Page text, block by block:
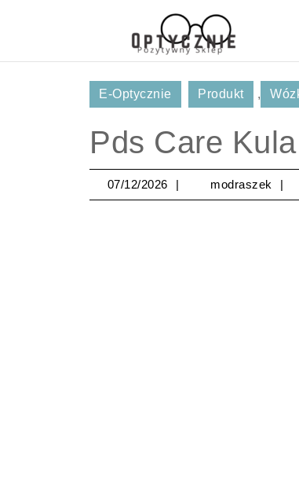
E-Optycznie Produkt ,
Pds Care
07/12/2026 07/12/2026
modraszek